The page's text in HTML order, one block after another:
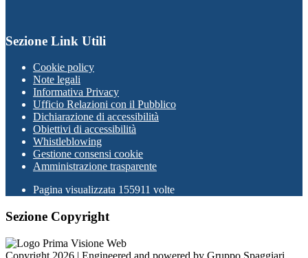
Sezione Link Utili
Cookie policy
Note legali
Informativa Privacy
Ufficio Relazioni con il Pubblico
Dichiarazione di accessibilità
Obiettivi di accessibilità
Whistleblowing
Gestione consensi cookie
Amministrazione trasparente
Pagina visualizzata 155911 volte
Sezione Copyright
Copyright 2026 | Engineered and powered by Gruppo Spaggiari